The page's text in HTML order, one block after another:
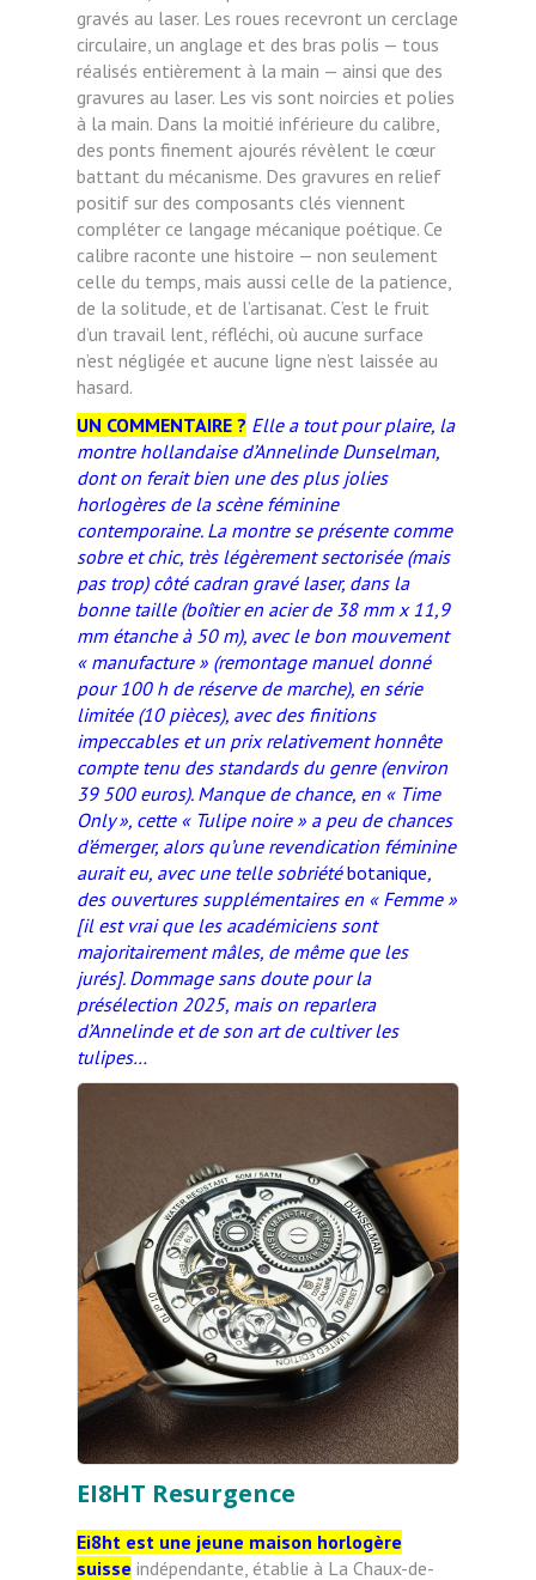
gravés au laser. Les roues recevront un cerclage
circulaire, un anglage et des bras polis — tous
réalisés entièrement à la main — ainsi que des
gravures au laser. Les vis sont noircies et polies
à la main. Dans la moitié inférieure du calibre,
des ponts finement ajourés révèlent le cœur
battant du mécanisme. Des gravures en relief
positif sur des composants clés viennent
compléter ce langage mécanique poétique. Ce
calibre raconte une histoire — non seulement
celle du temps, mais aussi celle de la patience,
de la solitude, et de l’artisanat. C’est le fruit
d’un travail lent, réfléchi, où aucune surface
n’est négligée et aucune ligne n’est laissée au
hasard.
UN COMMENTAIRE ? Elle a tout pour plaire, la
montre hollandaise d’Annelinde Dunselman,
dont on ferait bien une des plus jolies
horlogères de la scène féminine
contemporaine. La montre se présente comme
sobre et chic, très légèrement sectorisée (mais
pas trop) côté cadran gravé laser, dans la
bonne taille (boîtier en acier de 38 mm x 11,9
mm étanche à 50 m), avec le bon mouvement
« manufacture » (remontage manuel donné
pour 100 h de réserve de marche), en série
limitée (10 pièces), avec des finitions
impeccables et un prix relativement honnête
compte tenu des standards du genre (environ
39 500 euros). Manque de chance, en « Time
Only », cette « Tulipe noire » a peu de chances
d’émerger, alors qu’une revendication féminine
aurait eu, avec une telle sobriétébotanique,
des ouvertures supplémentaires en « Femme »
[il est vrai que les académiciens sont
majoritairement mâles, de même que les
jurés]. Dommage sans doute pour la
présélection 2025, mais on reparlera
d’Annelinde et de son art de cultiver les
tulipes…
EI8HT Resurgence
Ei8ht est une jeune maison horlogère
suisse indépendante, établie à La Chaux-de-